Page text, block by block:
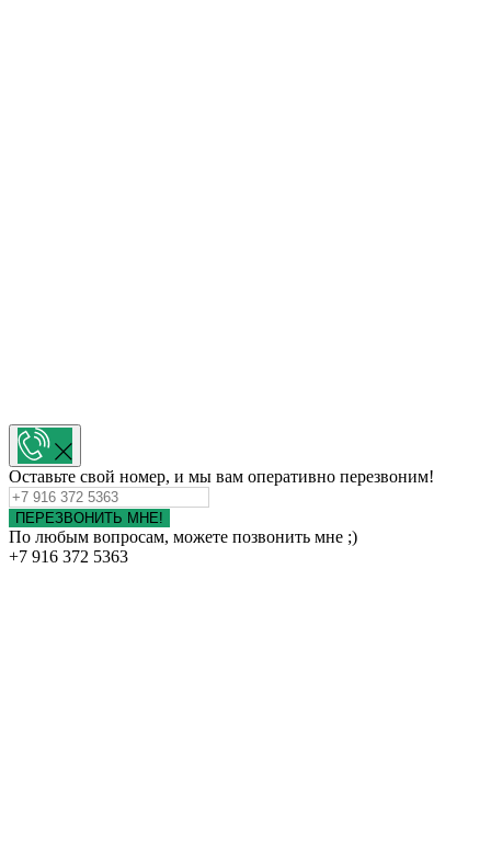
Оставьте свой номер, и мы вам оперативно перезвоним!
ПЕРЕЗВОНИТЬ МНЕ!
По любым вопросам, можете позвонить мне ;)
+7 916 372 5363